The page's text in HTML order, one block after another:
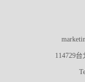
114729